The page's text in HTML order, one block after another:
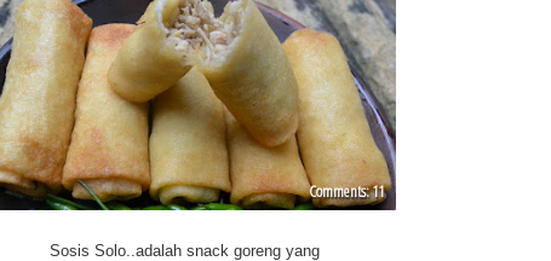
Sosis Solo..adalah snack goreng yang
11